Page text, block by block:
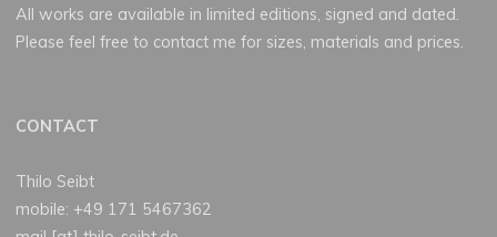
All works are available in limited editions, signed and dated.
Please feel free to contact me for sizes, materials and prices.
CONTACT
Thilo Seibt
mobile: +49 171 5467362